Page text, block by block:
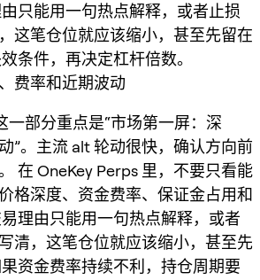
只能用一句热点解释，或者止损
这笔仓位就应该缩小，甚至先留在
条件，再决定杠杆倍数。
费率和近期波动
一部分重点是“市场第一屏：深
”。主流 alt 轮动很快，确认方向前
在 OneKey Perps 里，不要只看能
格深度、资金费率、保证金占用和
理由只能用一句热点解释，或者
清，这笔仓位就应该缩小，甚至先
资金费率持续不利，持仓周期要